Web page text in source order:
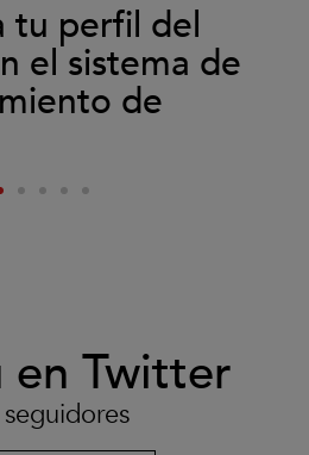
tu perfil del
el sistema de
de
en Twitter